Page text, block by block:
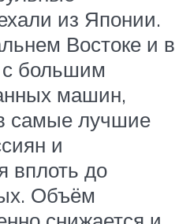
из Японии.
Востоке и в
большим
машин,
самые лучшие
и
вплоть до
Объём